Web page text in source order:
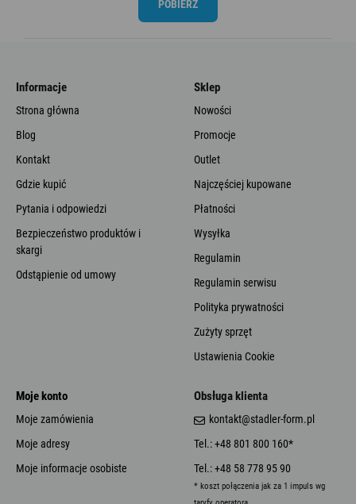
POBIERZ
Informacje
Strona główna
Blog
Kontakt
Gdzie kupić
Pytania i odpowiedzi
Bezpieczeństwo produktów i
skargi
Odstąpienie od umowy
Sklep
Nowości
Promocje
Outlet
Najczęściej kupowane
Płatności
Wysyłka
Regulamin
Regulamin serwisu
Polityka prywatności
Zużyty sprzęt
Ustawienia Cookie
Moje konto
Moje zamówienia
Moje adresy
Moje informacje osobiste
Obsługa klienta
kontakt@stadler-form.pl
Tel.: +48 801 800 160*
Tel.: +48 58 778 95 90
* koszt połączenia jak za 1 impuls wg